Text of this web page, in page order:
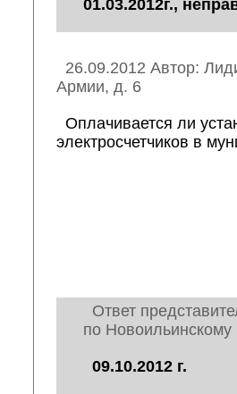
01.03.2012г.,
26.09.2012 Автор:
Армии, д. 6
Оплачивается ли
электросчетчиков в
Ответ
по Новоильинскому
09.10.2012 г.